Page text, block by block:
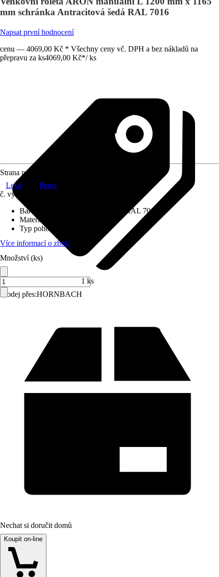
mm schránka Antracitová šedá RAL 7016
Napsat první hodnocení
cenu — 4069,00 Kč * Všechny ceny vč. DPH a bez nákladů na
přepravu za ks4069,00 Kč*/ ks
Prodej přes:HORNBACH
Strana pohonu
Levá
Pravá
č. výrobku
Barva schránky
Antracitová šedá RAL 7016
Materiál závěsu
Typ pohonu
Více informací o zboží
Množství (ks)
1 ks
Nechat si doručit domů
Koupit on-line